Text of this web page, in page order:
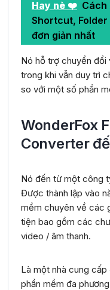
Hay nè ❤️ Cách
Shortcut,
đơn giản nhất
Nó hỗ trợ chuyển
trong khi vẫn duy trì
so với một số phần
WonderFox
Converter
Nó đến từ một công
Được thành lập vào
mềm chuyên về các
tiện bao gồm các
video / âm thanh.
Là một nhà cung
phần mềm đa